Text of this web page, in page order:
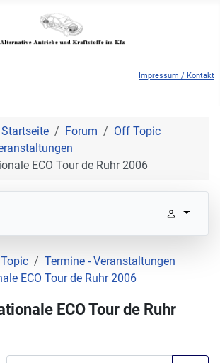
Impressum / Kontakt
Startseite Forum
Off Topic
ECO Tour de Ruhr 2006
Termine - Veranstaltungen
ECO Tour de Ruhr 2006
ECO Tour de Ruhr